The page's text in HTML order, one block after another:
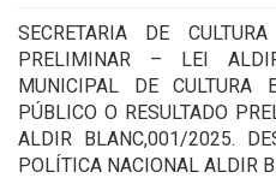
SECRETARIA DE
PRELIMINAR – LEI
MUNICIPAL DE CULTURA
PÚBLICO O RESULTADO
ALDIR BLANC,001/2025.
POLÍTICA NACIONAL ALDIR